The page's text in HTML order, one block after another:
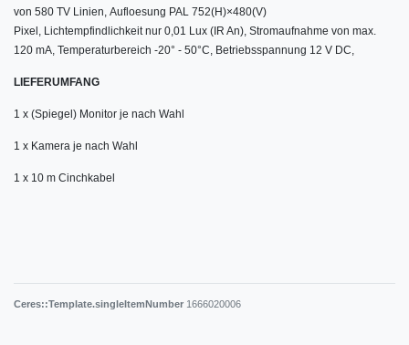
von 580 TV Linien, Aufloesung PAL 752(H)×480(V)
Pixel, Lichtempfindlichkeit nur 0,01 Lux (IR An), Stromaufnahme von max.
120 mA, Temperaturbereich -20° - 50°C, Betriebsspannung 12 V DC,
LIEFERUMFANG
1 x (Spiegel) Monitor je nach Wahl
1 x Kamera je nach Wahl
1 x 10 m Cinchkabel
Ceres::Template.singleItemNumber 1666020006